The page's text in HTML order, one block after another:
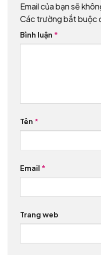
Email của bạn sẽ
Các trường bắt buộc
Bình luận *
Tên *
Email *
Trang web